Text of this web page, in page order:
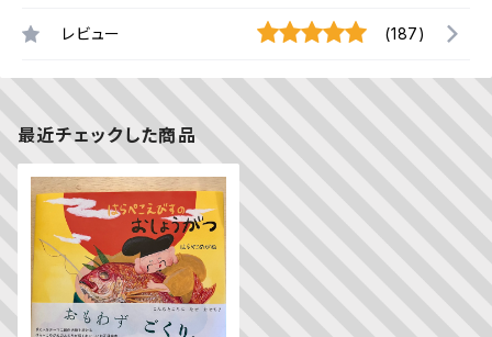
レビュー (187)
最近チェックした商品